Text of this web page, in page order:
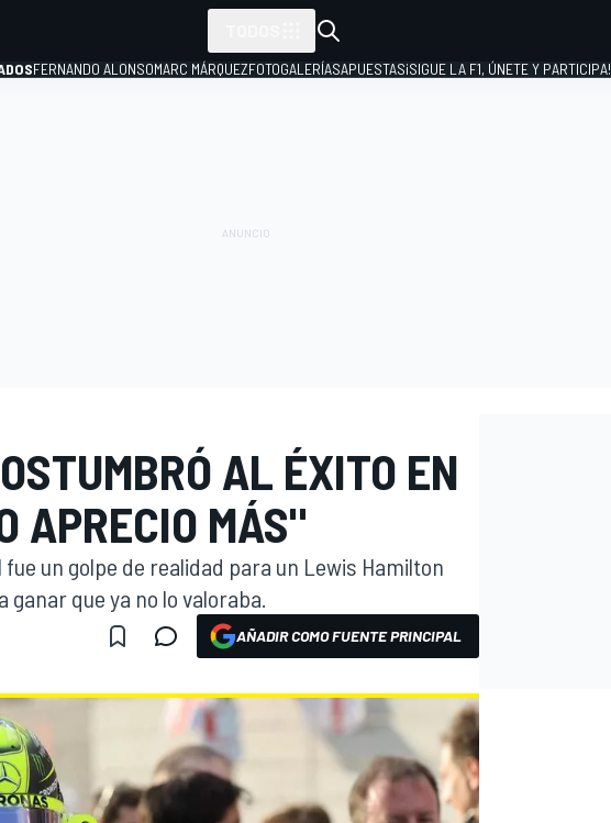
FERNANDO ALONSOMARC MÁRQUEZFOTOGALERÍASAPUESTAS¡SIGUE LA F1, ÚNETE Y PARTICIPA!
AL ÉXITO EN
APRECIO MÁS"
un golpe de realidad para un Lewis Hamilton
que ya no lo valoraba.
AÑADIR COMO FUENTE PRINCIPAL